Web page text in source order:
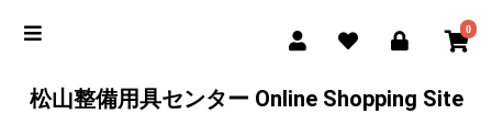
0
松山整備用具センター Online Shopping Site